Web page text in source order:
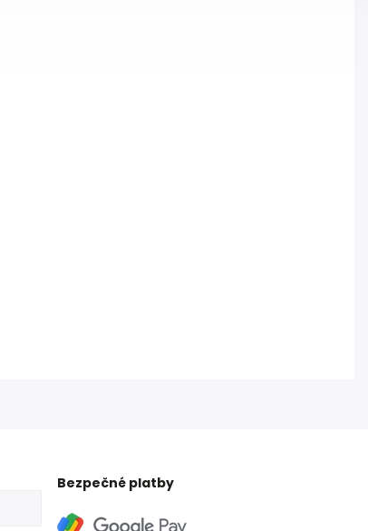
Bezpečné platby